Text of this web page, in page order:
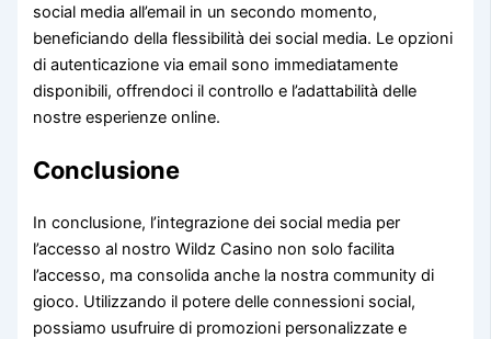
social media all’email in un secondo momento,
beneficiando della flessibilità dei social media. Le opzioni
di autenticazione via email sono immediatamente
disponibili, offrendoci il controllo e l’adattabilità delle
nostre esperienze online.
Conclusione
In conclusione, l’integrazione dei social media per
l’accesso al nostro Wildz Casino non solo facilita
l’accesso, ma consolida anche la nostra community di
gioco. Utilizzando il potere delle connessioni social,
possiamo usufruire di promozioni personalizzate e